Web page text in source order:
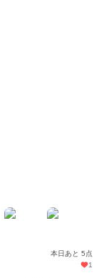
本日あと 5点
1